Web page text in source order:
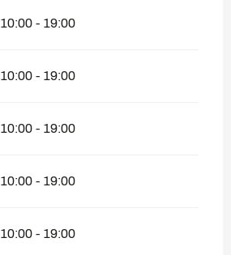
10:00 - 19:00
10:00 - 19:00
10:00 - 19:00
10:00 - 19:00
10:00 - 19:00